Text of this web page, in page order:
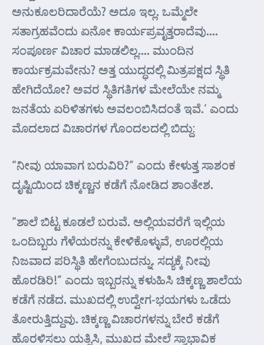
ಅನುಕೂಲರಿದಾರೆಯೆ? ಅದೂ ಇಲ್ಲ. ಒಮ್ಮೆಲೇ
ಸತಾಗ್ರಹವೆಂದು ಏನೋ ಕಾರ್ಯಪ್ರವೃತ್ತರಾದೆವು….
ಸಂಪೂರ್ಣ ವಿಚಾರ ಮಾಡಲಿಲ್ಲ…. ಮುಂದಿನ
ಕಾರ್ಯಕ್ರಮವೇನು? ಅತ್ತ ಯುದ್ಧದಲ್ಲಿ ಮಿತ್ರಪಕ್ಷದ ಸ್ಥಿತಿ
ಹೇಗಿದೆಯೋ? ಅವರ ಸ್ಥಿತಿಗತಿಗಳ ಮೇಲೆಯೇ ನಮ್ಮ
ಜನತೆಯ ಏರಿಳಿತಗಳು ಅವಲಂಬಿಸಿದಂತೆ ಇವೆ.’ ಎಂದು
ಮೊದಲಾದ ವಿಚಾರಗಳ ಗೊಂದಲದಲ್ಲಿ ಬಿದ್ದು:
“ನೀವು ಯಾವಾಗ ಬರುವಿರಿ?” ಎಂದು ಕೇಳುತ್ತ ಸಾಶಂಕ
ದೃಷ್ಟಿಯಿಂದ ಚಿಕ್ಕಣ್ಣನ ಕಡೆಗೆ ನೋಡಿದ ಶಾಂತೇಶ.
“ಶಾಲೆ ಬಿಟ್ಟ ಕೂಡಲೆ ಬರುವೆ. ಅಲ್ಲಿಯವರೆಗೆ ಇಲ್ಲಿಯ
ಒಂದಿಬ್ಬರು ಗೆಳೆಯರನ್ನು ಕೇಳಿಕೊಳ್ಳುವೆ, ಊರಲ್ಲಿಯ
ನಿಜವಾದ ಪರಿಸ್ಥಿತಿ ಹೇಗೆಂಬುದನ್ನು. ಸದ್ಯಕ್ಕೆ ನೀವು
ಹೊರಡಿರಿ!” ಎಂದು ಇಬ್ಬರನ್ನು ಕಳುಹಿಸಿ ಚಿಕ್ಕಣ್ಣ ಶಾಲೆಯ
ಕಡೆಗೆ ನಡೆದ. ಮುಖದಲ್ಲಿ ಉದ್ವೇಗ-ಭಯಗಳು ಒಡೆದು
ತೋರುತ್ತಿದ್ದುವು. ಚಿಕ್ಕಣ್ಣ ವಿಚಾರಗಳನ್ನು ಬೇರೆ ಕಡೆಗೆ
ಹೊರಳಿಸಲು ಯತ್ನಿಸಿ, ಮುಖದ ಮೇಲೆ ಸ್ವಾಭಾವಿಕ